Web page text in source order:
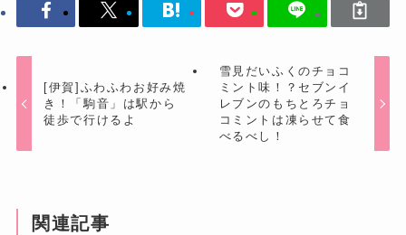
[伊賀]ふわふわお好み焼
き！「駒音」は駅から
徒歩で行けるよ
雪見だいふくのチョコ
ミント味！？セブンイ
レブンのもちとろチョ
コミントは凍らせて食
べるべし！
関連記事